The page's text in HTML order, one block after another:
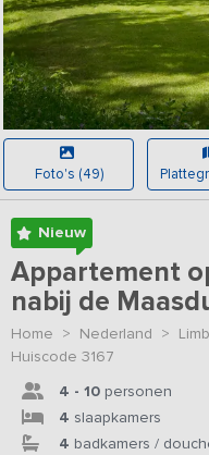
Foto's (49)
Nieuw
Appartement
nabij de
Home > Nederland >
Huiscode 3167
4 - 10 personen
4 slaapkamers
4 badkamers /